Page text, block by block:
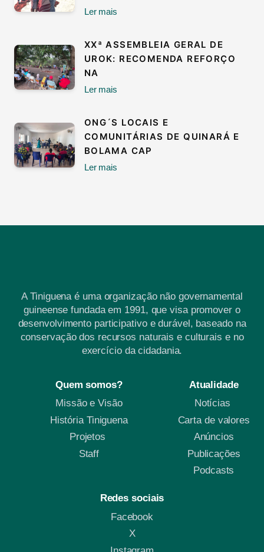
Ler mais
XXª ASSEMBLEIA GERAL DE
UROK: RECOMENDA REFORÇO
NA
Ler mais
ONG´S LOCAIS E
COMUNITÁRIAS DE QUINARÁ E
BOLAMA CAP
Ler mais
A Tiniguena é uma organização não governamental
guineense fundada em 1991, que visa promover o
desenvolvimento participativo e durável, baseado na
conservação dos recursos naturais e culturais e no
exercício da cidadania.
Quem somos?
Missão e Visão
História Tiniguena
Projetos
Staff
Atualidade
Notícias
Carta de valores
Anúncios
Publicações
Podcasts
Redes sociais
Facebook
X